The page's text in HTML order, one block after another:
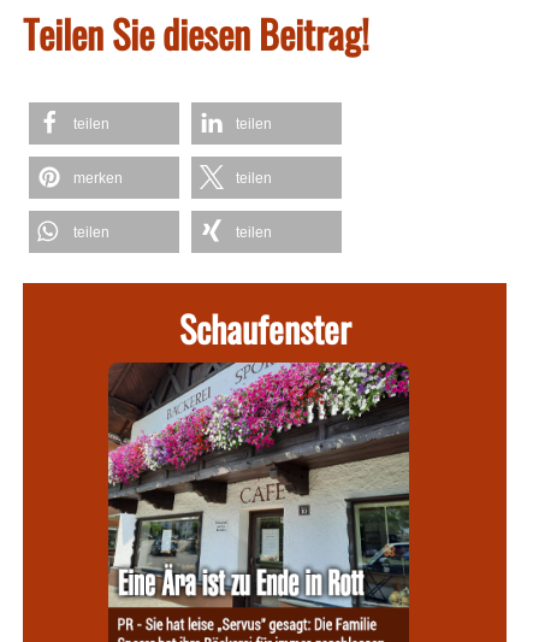
Teilen Sie diesen Beitrag!
teilen teilen
merken teilen
teilen teilen
Schaufenster